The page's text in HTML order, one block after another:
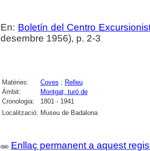
En: Boletín del Centro
desembre 1956), p. 2-3
Matèries: Coves ; Relleu
Àmbit:
Montgat, turó de
Cronologia:
1801 - 1941
Localització: Museu de Badalona
Enllaç permanent a aquest